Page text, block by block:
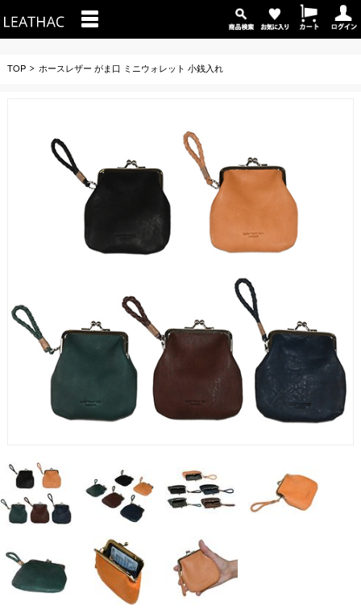
TOP ホースレザー がま口 ミニウォレット 小銭入れ